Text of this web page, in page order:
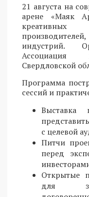
21 августа на
арене «Маяк
индустрий.
Ассоциация
Свердловской
Программа
сессий и
Выставка
с целевой
Питчи
перед
Открытые
для